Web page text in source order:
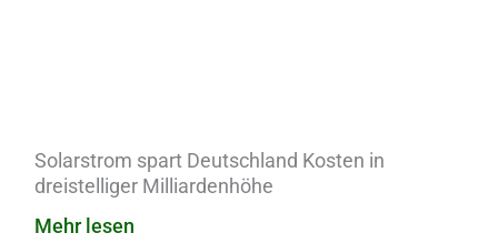
Solarstrom spart Deutschland Kosten in
dreistelliger Milliardenhöhe
Mehr lesen